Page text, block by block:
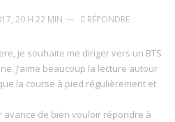
20 H 22 MIN — RÉPONDRE
je souhaite me diriger vers un BTS
J’aime beaucoup la lecture autour
la course à pied régulièrement et
avance de bien vouloir répondre à